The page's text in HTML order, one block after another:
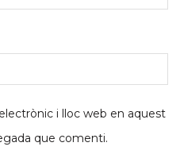
i lloc web en aquest
que comenti.